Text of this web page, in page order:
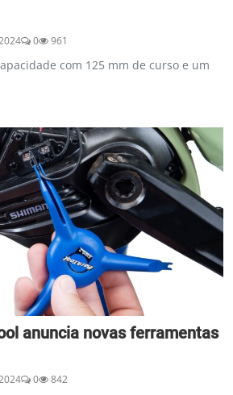
0 961
com 125 mm de curso e um
anuncia novas ferramentas
0 842